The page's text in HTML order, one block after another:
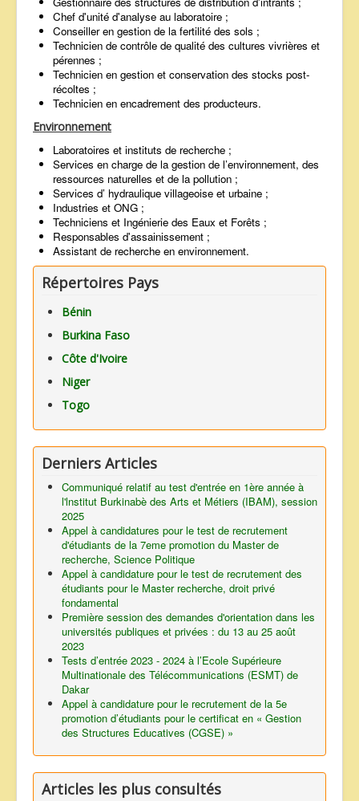
Chef d'unité d'analyse au laboratoire ;
Conseiller en gestion de la fertilité des sols ;
Technicien de contrôle de qualité des cultures vivrières et
pérennes ;
Technicien en gestion et conservation des stocks post-
récoltes ;
Technicien en encadrement des producteurs.
Environnement
Laboratoires et instituts de recherche ;
Services en charge de la gestion de l’environnement, des
ressources naturelles et de la pollution ;
Services d’ hydraulique villageoise et urbaine ;
Industries et ONG ;
Techniciens et Ingénierie des Eaux et Forêts ;
Responsables d'assainissement ;
Assistant de recherche en environnement.
Répertoires Pays
Bénin
Burkina Faso
Côte d'Ivoire
Niger
Togo
Derniers Articles
Communiqué relatif au test d'entrée en 1ère année à
l'lnstitut Burkinabè des Arts et Métiers (IBAM), session
2025
Appel à candidatures pour le test de recrutement
d'étudiants de la 7eme promotion du Master de
recherche, Science Politique
Appel à candidature pour le test de recrutement des
étudiants pour le Master recherche, droit privé
fondamental
Première session des demandes d'orientation dans les
universités publiques et privées : du 13 au 25 août
2023
Tests d’entrée 2023 - 2024 à l’Ecole Supérieure
Multinationale des Télécommunications (ESMT) de
Dakar
Appel à candidature pour le recrutement de la 5e
promotion d’étudiants pour le certificat en « Gestion
des Structures Educatives (CGSE) »
Articles les plus consultés